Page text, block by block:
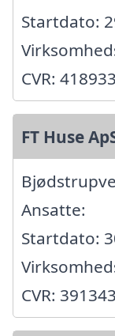
Startdato:
CVR:
FT Huse
Ansatte:
Startdato:
CVR: